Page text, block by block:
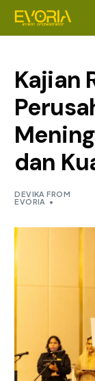
Kajian
dan
DEVIKA FROM
EVORIA